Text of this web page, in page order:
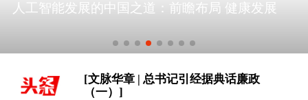
人工智能发展的中国之道：前瞻布局 健康发展
界情怀与大国气派]
[时习之丨“向着建设体育强国、健康中
国的目标不断迈进”]
[文脉华章 | 总书记引经据典话廉政
（一）]